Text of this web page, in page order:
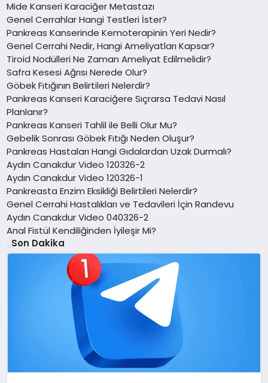
Mide Kanseri Karaciğer Metastazı
Genel Cerrahlar Hangi Testleri İster?
Pankreas Kanserinde Kemoterapinin Yeri Nedir?
Genel Cerrahi Nedir, Hangi Ameliyatları Kapsar?
Tiroid Nodülleri Ne Zaman Ameliyat Edilmelidir?
Safra Kesesi Ağrısı Nerede Olur?
Göbek Fıtığının Belirtileri Nelerdir?
Pankreas Kanseri Karaciğere Sıçrarsa Tedavi Nasıl
Planlanır?
Pankreas Kanseri Tahlil ile Belli Olur Mu?
Gebelik Sonrası Göbek Fıtığı Neden Oluşur?
Pankreas Hastaları Hangi Gıdalardan Uzak Durmalı?
Aydın Canakdur Video 120326-2
Aydın Canakdur Video 120326-1
Pankreasta Enzim Eksikliği Belirtileri Nelerdir?
Genel Cerrahi Hastalıkları ve Tedavileri İçin Randevu
Aydın Canakdur Video 040326-2
Anal Fistül Kendiliğinden İyileşir Mi?
Son Dakika